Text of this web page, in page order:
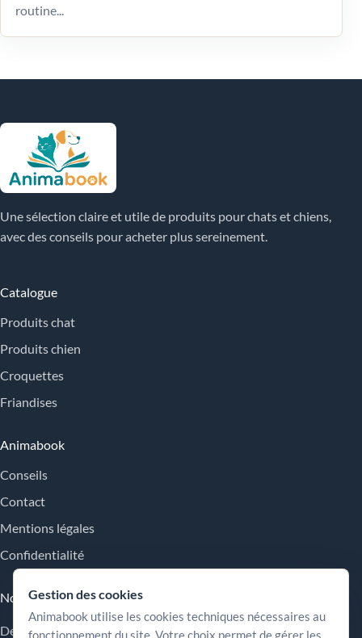
routine...
Une sélection claire et utile de produits pour chats et chiens,
avec des conseils pour acheter plus sereinement.
Catalogue
Produits chat
Produits chien
Croquettes
Friandises
Animabook
Conseils
Contact
Mentions légales
Confidentialité
Nos engagements
Des repères simples pour comparer les offres, comprendre les
Gestion des cookies
Animabook utilise les cookies techniques nécessaires au
fonctionnement du site. Votre choix permet de gérer les